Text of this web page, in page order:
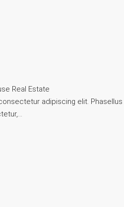
Real Estate
adipiscing elit. Phasellus